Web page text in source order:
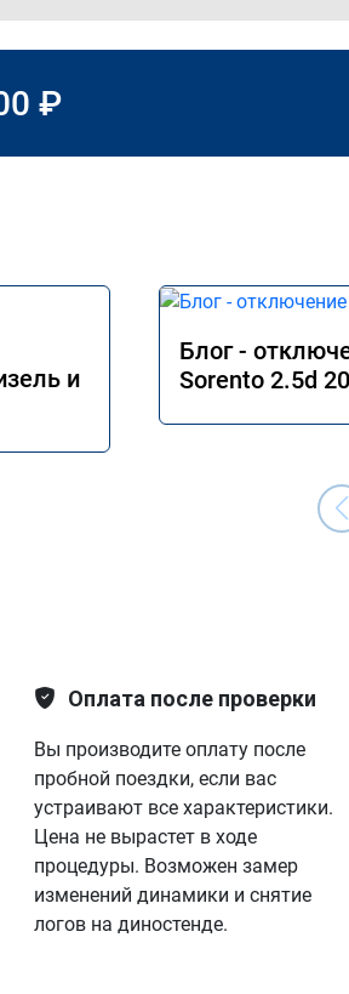
₽
и
Блог -
Sorento 2.5d
Оплата после проверки
Вы производите оплату после
пробной поездки, если вас
устраивают все характеристики.
Цена не вырастет в ходе
процедуры. Возможен замер
изменений динамики и снятие
логов на диностенде.